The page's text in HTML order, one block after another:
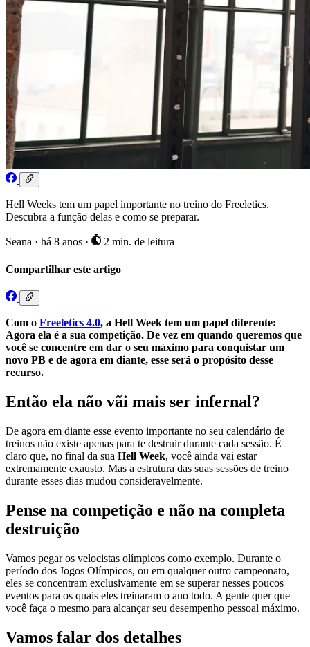
Hell Weeks tem um papel importante no treino do Freeletics.
Descubra a função delas e como se preparar.
Seana · há 8 anos · 2 min. de leitura
Compartilhar este artigo
Com o Freeletics 4.0, a Hell Week tem um papel diferente:
Agora ela é a sua competição. De vez em quando queremos que
você se concentre em dar o seu máximo para conquistar um
novo PB e de agora em diante, esse será o propósito desse
recurso.
Então ela não vãi mais ser infernal?
De agora em diante esse evento importante no seu calendário de
treinos não existe apenas para te destruir durante cada sessão. É
claro que, no final da sua Hell Week, você ainda vai estar
extremamente exausto. Mas a estrutura das suas sessões de treino
durante esses dias mudou consideravelmente.
Pense na competição e não na completa
destruição
Vamos pegar os velocistas olímpicos como exemplo. Durante o
período dos Jogos Olímpicos, ou em qualquer outro campeonato,
eles se concentram exclusivamente em se superar nesses poucos
eventos para os quais eles treinaram o ano todo. A gente quer que
você faça o mesmo para alcançar seu desempenho pessoal máximo.
Vamos falar dos detalhes